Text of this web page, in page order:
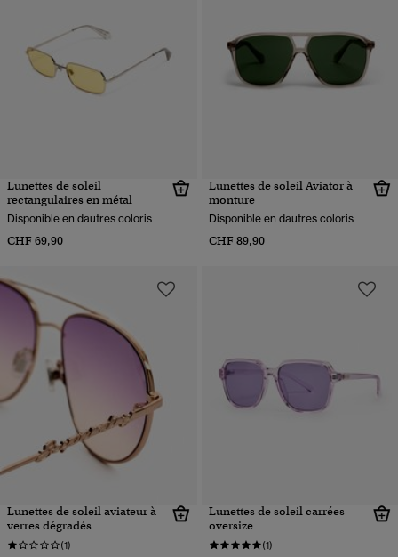
Lunettes de soleil
rectangulaires en métal
Disponible en dautres coloris
CHF 69,90
Lunettes de soleil Aviator à
monture
Disponible en dautres coloris
CHF 89,90
Lunettes de soleil aviateur à
verres dégradés
(1)
Lunettes de soleil carrées
oversize
(1)